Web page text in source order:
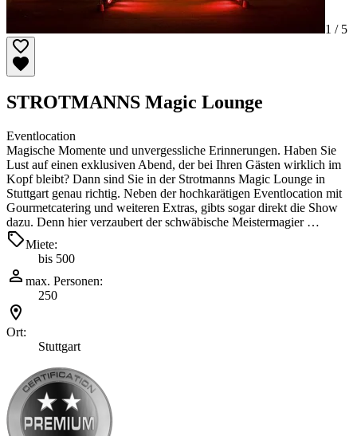
1 / 5
STROTMANNS Magic Lounge
Eventlocation
Magische Momente und unvergessliche Erinnerungen. Haben Sie
Lust auf einen exklusiven Abend, der bei Ihren Gästen wirklich im
Kopf bleibt? Dann sind Sie in der Strotmanns Magic Lounge in
Stuttgart genau richtig. Neben der hochkarätigen Eventlocation mit
Gourmetcatering und weiteren Extras, gibts sogar direkt die Show
dazu. Denn hier verzaubert der schwäbische Meistermagier …
Miete:
bis 500
max. Personen:
250
Ort:
Stuttgart